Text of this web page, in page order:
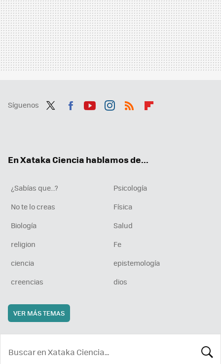
Síguenos
En Xataka Ciencia hablamos de...
¿Sabías que...?
Psicología
No te lo creas
Física
Biología
Salud
religion
Fe
ciencia
epistemología
creencias
dios
VER MÁS TEMAS